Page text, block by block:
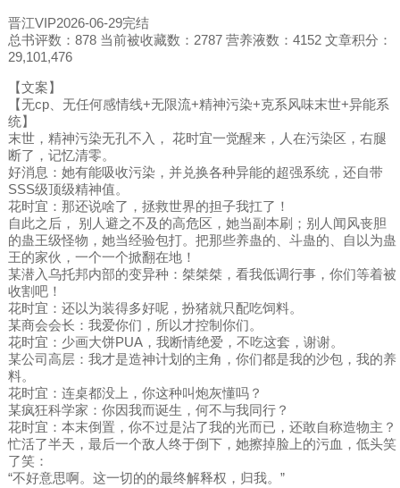
晋江VIP2026-06-29完结
总书评数：878 当前被收藏数：2787 营养液数：4152 文章积分：
29,101,476
【文案】
【无cp、无任何感情线+无限流+精神污染+克系风味末世+异能系
统】
末世，精神污染无孔不入， 花时宜一觉醒来，人在污染区，右腿
断了，记忆清零。
好消息：她有能吸收污染，并兑换各种异能的超强系统，还自带
SSS级顶级精神值。
花时宜：那还说啥了，拯救世界的担子我扛了！
自此之后， 别人避之不及的高危区，她当副本刷；别人闻风丧胆
的蛊王级怪物，她当经验包打。把那些养蛊的、斗蛊的、自以为蛊
王的家伙，一个一个掀翻在地！
某潜入乌托邦内部的变异种：桀桀桀，看我低调行事，你们等着被
收割吧！
花时宜：还以为装得多好呢，扮猪就只配吃饲料。
某商会会长：我爱你们，所以才控制你们。
花时宜：少画大饼PUA，我断情绝爱，不吃这套，谢谢。
某公司高层：我才是造神计划的主角，你们都是我的沙包，我的养
料。
花时宜：连桌都没上，你这种叫炮灰懂吗？
某疯狂科学家：你因我而诞生，何不与我同行？
花时宜：本末倒置，你不过是沾了我的光而已，还敢自称造物主？
忙活了半天，最后一个敌人终于倒下，她擦掉脸上的污血，低头笑
了笑：
“不好意思啊。这一切的的最终解释权，归我。”